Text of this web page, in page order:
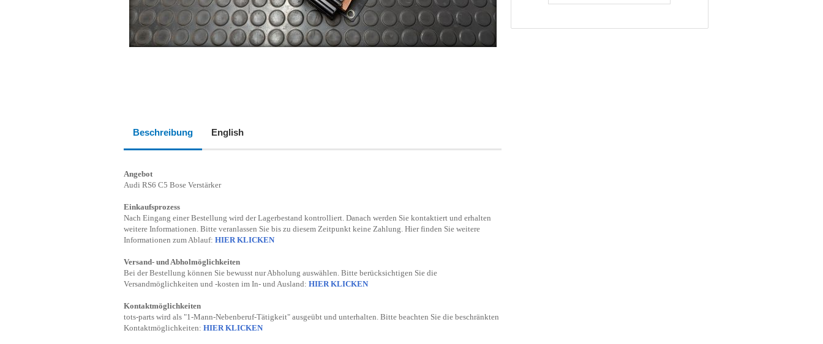
Beschreibung English
Angebot
Audi RS6 C5 Bose Verstärker
Einkaufsprozess
Nach Eingang einer Bestellung wird der Lagerbestand kontrolliert. Danach werden Sie kontaktiert und erhalten
weitere Informationen. Bitte veranlassen Sie bis zu diesem Zeitpunkt keine Zahlung. Hier finden Sie weitere
Informationen zum Ablauf: HIER KLICKEN
Versand- und Abholmöglichkeiten
Bei der Bestellung können Sie bewusst nur Abholung auswählen. Bitte berücksichtigen Sie die
Versandmöglichkeiten und -kosten im In- und Ausland: HIER KLICKEN
Kontaktmöglichkeiten
tots-parts wird als "1-Mann-Nebenberuf-Tätigkeit" ausgeübt und unterhalten. Bitte beachten Sie die beschränkten
Kontaktmöglichkeiten: HIER KLICKEN